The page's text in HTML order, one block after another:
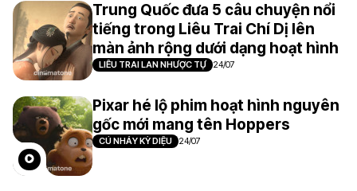
Trung Quốc đưa 5 câu chuyện nổi
tiếng trong Liêu Trai Chí Dị lên
màn ảnh rộng dưới dạng hoạt hình
LIÊU TRAI LAN NHƯỢC TỰ 24/07
Pixar hé lộ phim hoạt hình nguyên
gốc mới mang tên Hoppers
CÚ NHẢY KỲ DIỆU 24/07